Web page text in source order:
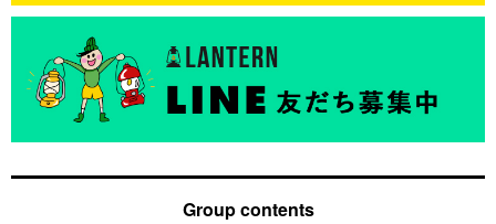
Group contents